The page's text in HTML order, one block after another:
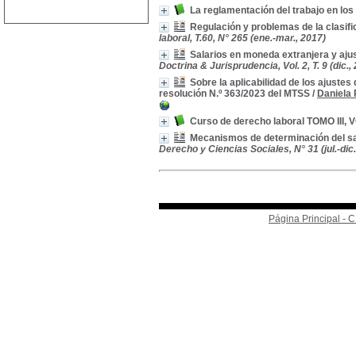
La reglamentación del trabajo en
Regulación y problemas de la
laboral, T.60, N° 265 (ene.-mar., 2017)
Salarios en moneda extranjera y
Doctrina & Jurisprudencia, Vol. 2, T. 9 (dic.,
Sobre la aplicabilidad de los
resolución N.º 363/2023 del MTSS / Daniela
Curso de derecho laboral TOMO III,
Mecanismos de determinación del
Derecho y Ciencias Sociales, N° 31 (jul.-
Página Principal -